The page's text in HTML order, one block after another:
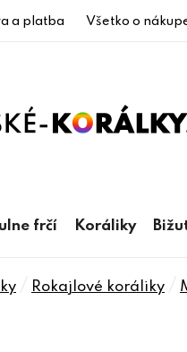
a platba Všetko o
frčí Koráliky
Rokajlové koráliky